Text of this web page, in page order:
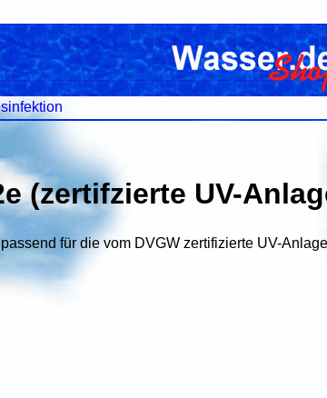
(zertifzierte UV-
für die vom DVGW zertifizierte UV-